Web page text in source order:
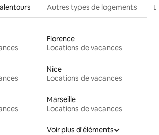
Autres types de logements
Florence
Locations de vacances
Nice
Locations de vacances
Marseille
Locations de vacances
Voir plus d'éléments